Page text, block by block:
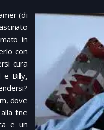
(di
in
con
cura
e Billy,
dove
fine
e un